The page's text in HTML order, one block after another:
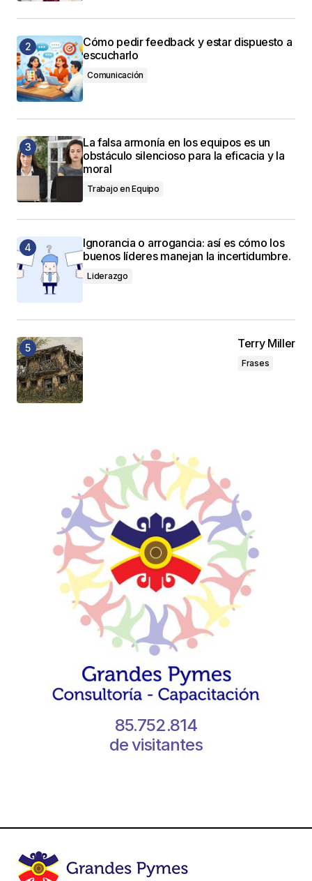
Cómo pedir feedback y estar dispuesto a
escucharlo
Comunicación
La falsa armonía en los equipos es un
obstáculo silencioso para la eficacia y la
moral
Trabajo en Equipo
Ignorancia o arrogancia: así es cómo los
buenos líderes manejan la incertidumbre.
Liderazgo
Terry Miller
Frases
85.752.814
de visitantes